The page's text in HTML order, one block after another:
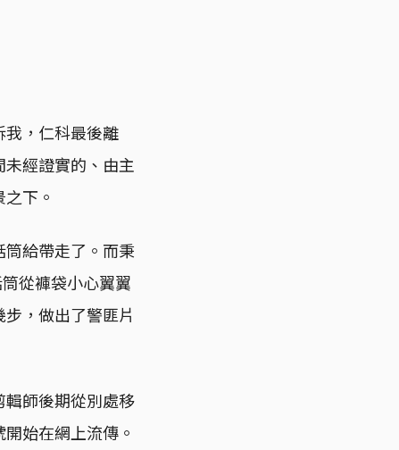
，仁科最後離
經證實的、由主
下。
給帶走了。而秉
從褲袋小心翼翼
，做出了警匪片
師後期從別處移
始在網上流傳。